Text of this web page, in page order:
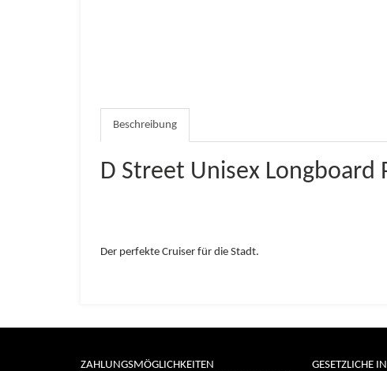
Beschreibung
D Street Unisex Longboard
Der perfekte Cruiser für die Stadt.
ZAHLUNGSMÖGLICHKEITEN GESETZLICHE